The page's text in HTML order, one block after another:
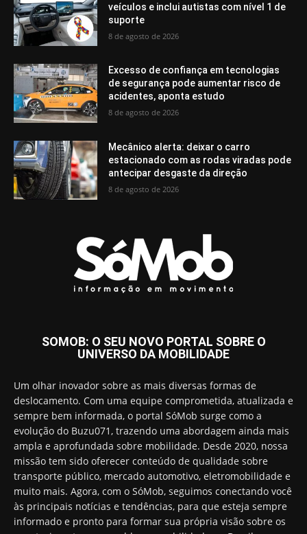
veículos e inclui autistas com nível 1 de
suporte
8 de agosto de 2026
Excesso de confiança em tecnologias
de segurança pode aumentar risco de
acidentes, aponta estudo
8 de agosto de 2026
Mecânico alerta: deixar o carro
estacionado com as rodas viradas pode
antecipar desgaste da direção
8 de agosto de 2026
SOMOB: O SEU NOVO PORTAL SOBRE O
UNIVERSO DA MOBILIDADE
Um olhar inovador sobre as mais diversas formas de
deslocamento. Com uma equipe comprometida, atualizada e
sempre bem informada, o portal SóMob surge como a
evolução do Buzu071, trazendo uma abordagem ainda mais
ampla e aprofundada sobre mobilidade. Desde 2020, nossa
missão tem sido oferecer conteúdo de qualidade sobre
transporte público, mercado automotivo, eletromobilidade e
muito mais. Agora, com o SóMob, seguimos conectando você
às principais notícias e tendências, para que esteja sempre
informado e pronto para formar sua própria visão sobre os